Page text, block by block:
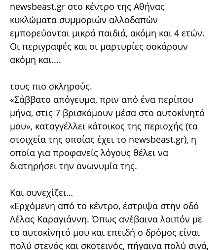
newsbeast.gr στο κέντρο της Αθήνας
κυκλώματα συμμοριών αλλοδαπών
εμπορεύονται μικρά παιδιά, ακόμη και 4 ετών.
Οι περιγραφές και οι μαρτυρίες σοκάρουν
ακόμη και....
τους πιο σκληρούς.
«Σάββατο απόγευμα, πριν από ένα περίπου
μήνα, στις 7 βρισκόμουν μέσα στο αυτοκίνητό
μου», καταγγέλλει κάτοικος της περιοχής (τα
στοιχεία της οποίας έχει το newsbeast.gr), η
οποία για προφανείς λόγους θέλει να
διατηρήσει την ανωνυμία της.
Και συνεχίζει…
«Ερχόμενη από το κέντρο, έστριψα στην οδό
Λέλας Καραγιάννη. Όπως ανέβαινα λοιπόν με
το αυτοκίνητό μου και επειδή ο δρόμος είναι
πολύ στενός και σκοτεινός, πήγαινα πολύ σιγά,